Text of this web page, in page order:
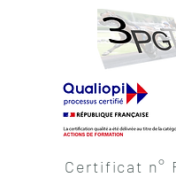
Certificat n°